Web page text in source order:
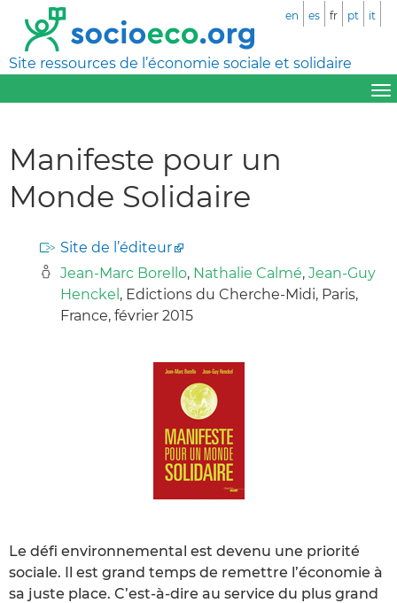
Site ressources de l’économie sociale et solidaire
en es fr pt it
Manifeste pour un
Monde Solidaire
Site de l’éditeur
Jean-Marc Borello, Nathalie Calmé, Jean-Guy
Henckel , Edictions du Cherche-Midi, Paris,
France, février 2015
Le défi environnemental est devenu une priorité
sociale. Il est grand temps de remettre l’économie à
sa juste place. C’est-à-dire au service du plus grand